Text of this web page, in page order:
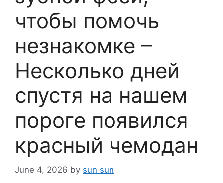
чтобы помочь
незнакомке –
Несколько дней
спустя на нашем
пороге появился
красный чемодан
June 4, 2026 by sun sun